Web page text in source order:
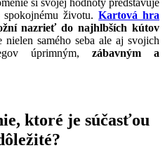
si svojej hodnoty predstavuje
spokojnému životu.Kartová hra
nazrieť do najhlbších kútov
nielen samého seba ale aj svojich
úprimným,zábavným a
ktoré je súčasťou